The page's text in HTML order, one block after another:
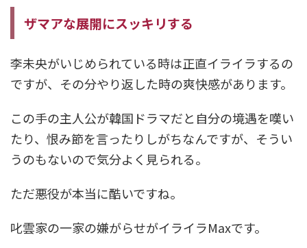
ザマアな展開にスッキリする
李未央がいじめられている時は正直イライラするの
ですが、その分やり返した時の爽快感があります。
この手の主人公が韓国ドラマだと自分の境遇を嘆い
たり、恨み節を言ったりしがちなんですが、そうい
うのもないので気分よく見られる。
ただ悪役が本当に酷いですね。
叱雲家の一家の嫌がらせがイライラMaxです。